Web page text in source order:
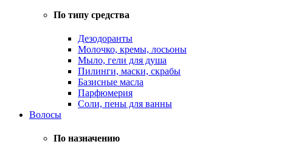
По типу средства
Дезодоранты
Молочко, кремы, лосьоны
Мыло, гели для душа
Пилинги, маски, скрабы
Базисные масла
Парфюмерия
Соли, пены для ванны
Волосы
По назначению